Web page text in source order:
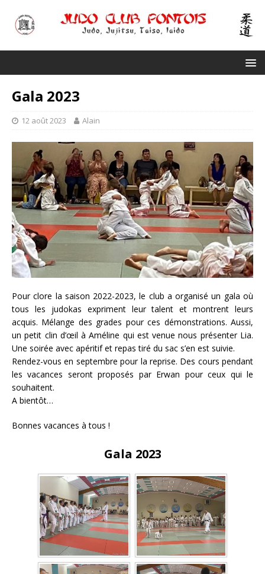
Gala 2023
12 août 2023 Alain
Pour clore la saison 2022-2023, le club a organisé un gala où
tous les judokas expriment leur talent et montrent leurs
acquis. Mélange des grades pour ces démonstrations. Aussi,
un petit clin d’œil à Améline qui est venue nous présenter Lia.
Une soirée avec apéritif et repas tiré du sac s’en est suivie.
Rendez-vous en septembre pour la reprise. Des cours pendant
les vacances seront proposés par Erwan pour ceux qui le
souhaitent.
A bientôt…
Bonnes vacances à tous !
Gala 2023